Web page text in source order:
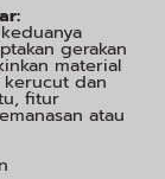
gerakan
material
kerucut dan
fitur
atau